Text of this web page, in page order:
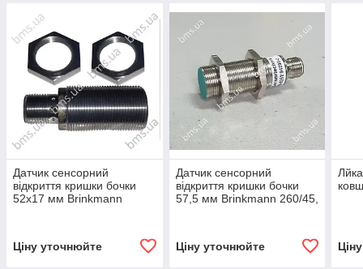
Датчик сенсорний
відкриття кришки бочки
52x17 мм Brinkmann
Ціну уточнюйте
Датчик сенсорний
відкриття кришки бочки
57,5 мм Brinkmann 260/45,
Ціну уточнюйте